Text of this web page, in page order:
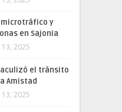
microtráfico y
en Sajonia
13, 2025
el tránsito
Amistad
13, 2025